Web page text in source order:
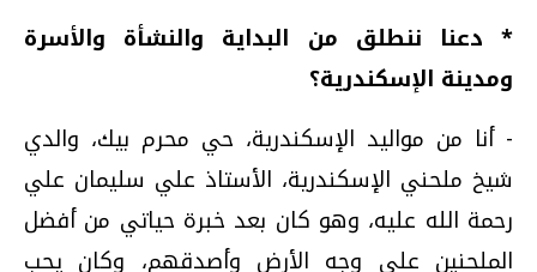
* دعنا ننطلق من البداية والنشأة والأسرة
ومدينة الإسكندرية؟
- أنا من مواليد الإسكندرية، حي محرم بيك، والدي
شيخ ملحني الإسكندرية، الأستاذ علي سليمان علي
رحمة الله عليه، وهو كان بعد خبرة حياتي من أفضل
الملحنين على وجه الأرض وأصدقهم، وكان يحب